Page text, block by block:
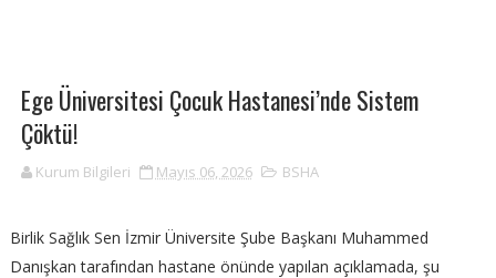
Ege Üniversitesi Çocuk Hastanesi’nde Sistem
Çöktü!
Kurum Bilgileri Mayıs 06, 2026 BSHA
Birlik Sağlık Sen İzmir Üniversite Şube Başkanı Muhammed
Danışkan tarafından hastane önünde yapılan açıklamada, şu